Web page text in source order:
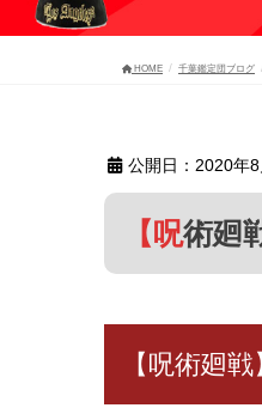
HOME 千葉鑑定団ブログ
公開日：2020年
【呪
【呪術廻戦